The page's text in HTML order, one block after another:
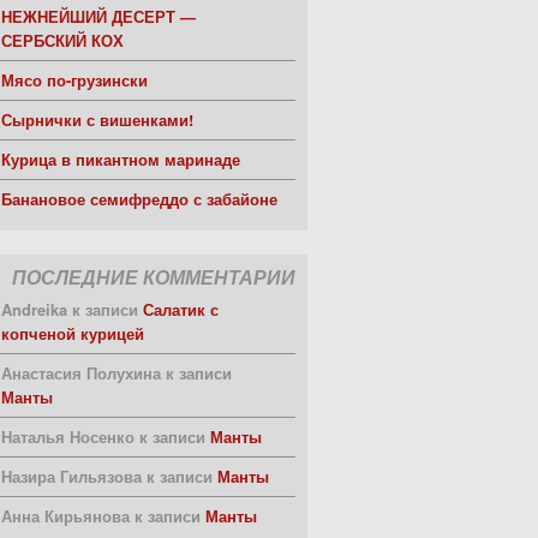
НЕЖНЕЙШИЙ ДЕСЕРТ —
СЕРБСКИЙ КОХ
Мясо по-грузински
Сырнички с вишенками!
Курица в пикантном маринаде
Банановое семифреддо с забайоне
ПОСЛЕДНИЕ КОММЕНТАРИИ
Andreika к записи Салатик с
копченой курицей
Анастасия Полухина к записи
Манты
Наталья Носенко к записи Манты
Назира Гильязова к записи Манты
Анна Кирьянова к записи Манты